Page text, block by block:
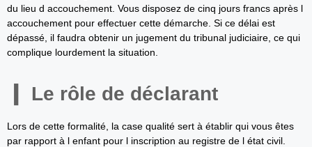
du lieu d accouchement. Vous disposez de cinq jours francs après l
accouchement pour effectuer cette démarche. Si ce délai est
dépassé, il faudra obtenir un jugement du tribunal judiciaire, ce qui
complique lourdement la situation.
Le rôle de déclarant
Lors de cette formalité, la case qualité sert à établir qui vous êtes
par rapport à l enfant pour l inscription au registre de l état civil.